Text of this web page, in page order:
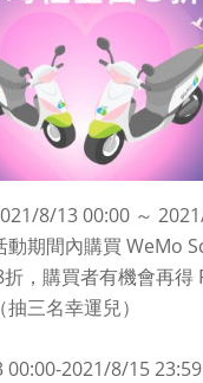
8/13 00:00 ～
動期間內購買 WeMo
，購買者有機會再得
三名幸運兒）
2021/8/15